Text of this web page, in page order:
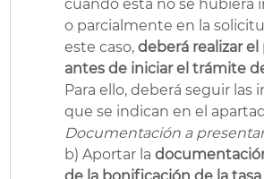
cuando ésta no se hubiera
o parcialmente en la
este caso,deberá realizar el
antes de iniciar el trámite
Para ello, deberá seguir las
que se indican en el
Documentación a
b) Aportar la